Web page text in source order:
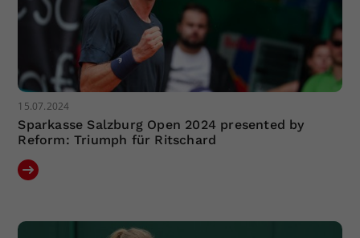
15.07.2024
Sparkasse Salzburg Open 2024 presented by
Reform: Triumph für Ritschard